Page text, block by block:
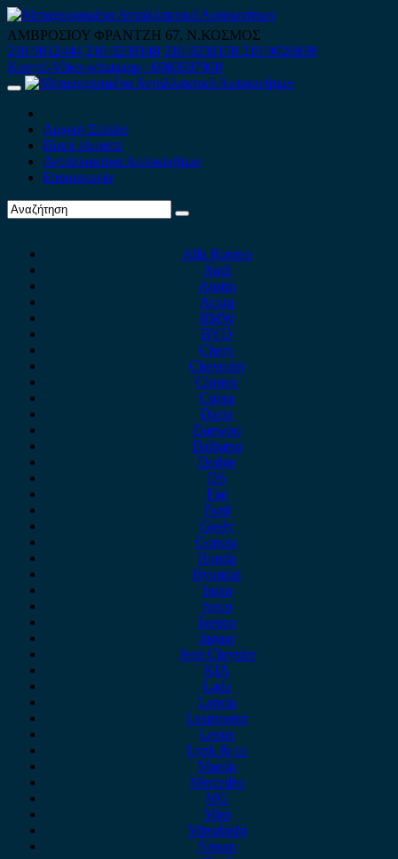
Skip
to
content
ΑΜΒΡΟΣΙΟΥ ΦΡΑΝΤΖΗ 67, Ν.ΚΟΣΜΟΣ
210 9012444 210 9239148 210 9238158 210 9026839
Κινητό-Viber-whatsapp : 6980507900
Primary
Αρχική Σελίδα
Ποιοί είμαστε
Ανταλλακτικά Αυτοκινήτων
Επικοινωνία
Alfa Romeo
Audi
Austin
Acura
BMW
BYD
Chery
Chevrolet
Citroen
Cupra
Dacia
Daewoo
Daihatsu
Dodge
DS
Fiat
Ford
Geely
Gonow
Honda
Hyundai
Isuzu
iveco
Jaecoo
Jaguar
Jeep Chrysler
KIA
Lada
Lancia
Leapmotor
Lexus
Lynk & co
Mazda
Mercedes
MG
Mini
Mitsubishi
Nissan